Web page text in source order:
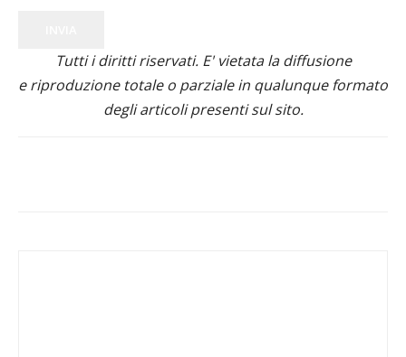
Tutti i diritti riservati. E' vietata la diffusione
e riproduzione totale o parziale in qualunque formato
degli articoli presenti sul sito.